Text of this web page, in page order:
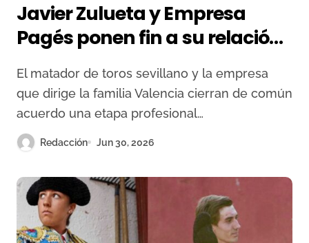
Javier Zulueta y Empresa
Pagés ponen fin a su relación
de apoderamiento
El matador de toros sevillano y la empresa
que dirige la familia Valencia cierran de común
acuerdo una etapa profesional…
Redacción Jun 30, 2026